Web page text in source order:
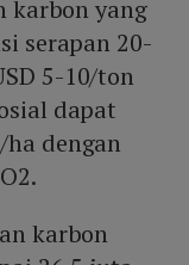
karbon yang
serapan 20-
5-10/ton
dapat
dengan
karbon